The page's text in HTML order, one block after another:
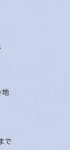
地
で